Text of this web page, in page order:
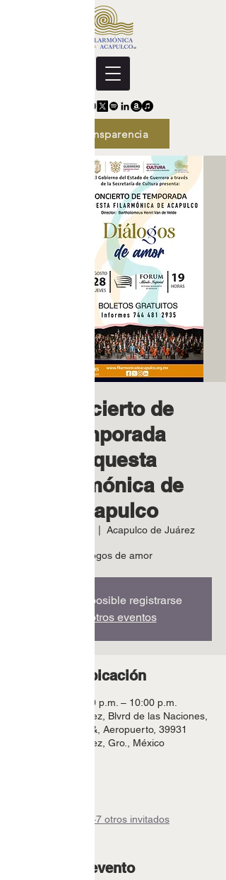
Transparencia
Concierto de
Temporada
Orquesta
Filarmónica de
Acapulco
Acapulco de Juárez
Diálogos de amor
Ya no es posible registrarse
Ver otros eventos
Horario y ubicación
28 ago 2025, 7:00 p.m. – 10:00 p.m.
Acapulco de Juárez, Blvrd de las Naciones,
Blvrd Barra Vieja &, Aeropuerto, 39931
Acapulco de Juárez, Gro., México
+7 otros invitados
Acerca del evento